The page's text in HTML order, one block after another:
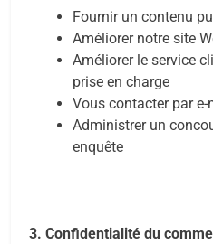
Fournir un contenu
Améliorer notre site
Améliorer le service
prise en charge
Vous contacter par e-
Administrer un
enquête
3. Confidentialité du